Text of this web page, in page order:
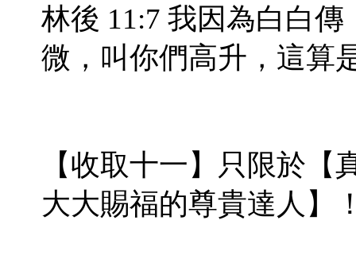
林後 11:7 我因為白白
微，叫你們高升，這算
【收取十一】只限於
大大賜福的尊貴達人】